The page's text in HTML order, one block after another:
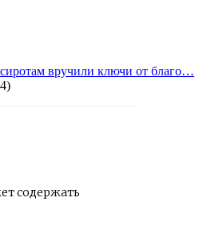
вручили ключи от благо…
содержать